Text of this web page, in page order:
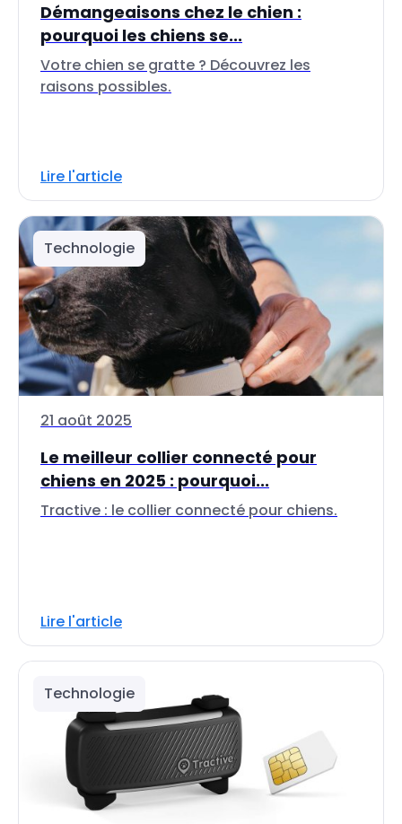
Démangeaisons chez le chien :
pourquoi les chiens se...
Votre chien se gratte ? Découvrez les
raisons possibles.
Lire l'article
Technologie
21 août 2025
Le meilleur collier connecté pour
chiens en 2025 : pourquoi...
Tractive : le collier connecté pour chiens.
Lire l'article
Technologie